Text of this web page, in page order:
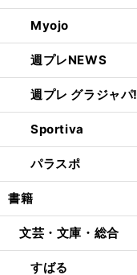
Myojo
週プレNEWS
週プレ グラジャパ!
Sportiva
パラスポ
書籍
文芸・文庫・総合
すばる